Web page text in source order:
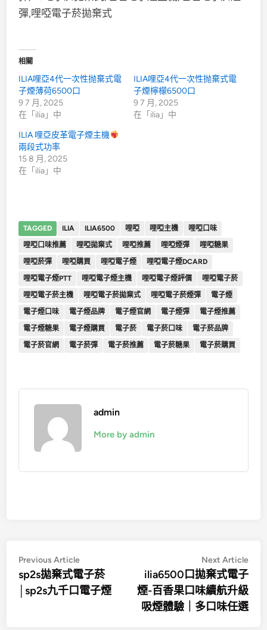
相關
ILIA哩亞4代一次性抛棄式電
子煙薄荷6500口
9 7 月, 2025
在「ilia」中
ILIA哩亞4代一次性抛棄式電
子煙檸檬6500口
9 7 月, 2025
在「ilia」中
ILIA 哩亞皮革電子煙主機
兩段式功率
15 8 月, 2025
在「ilia」中
TAGGED ILIA ILIA6500 哩啞 哩啞主機
哩啞口味
哩啞口味推薦
哩啞拋棄式 哩啞推薦 哩啞煙彈
哩啞糖果
哩啞菸彈
哩啞購買 哩啞電子煙
哩啞電子煙DCARD
哩啞電子煙PTT
哩啞電子煙主機 哩啞電子煙評價
哩啞電子菸
哩啞電子菸主機
哩啞電子菸拋棄式 哩啞電子菸煙彈
電子煙
電子煙口味
電子煙品牌 電子煙官網 電子煙彈
電子煙推薦
電子煙糖果
電子煙購買 電子菸 電子菸口味
電子菸品牌
電子菸官網
電子菸彈 電子菸推薦 電子菸糖果 電子菸購買
admin
More by admin
文
章
導
Previous ArticlePrevious
article:
sp2s拋棄式電子菸
│sp2s九千口電子煙
Next Article
ilia6500口拋棄式電子
煙-百香果口味續航升級
吸煙體驗｜多口味任選